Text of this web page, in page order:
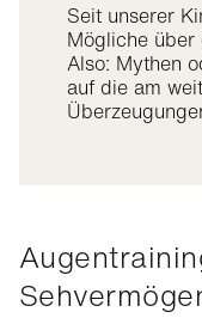
Seit unserer
Mögliche über
Also: Mythen
auf die am
Augentraining verbessert das